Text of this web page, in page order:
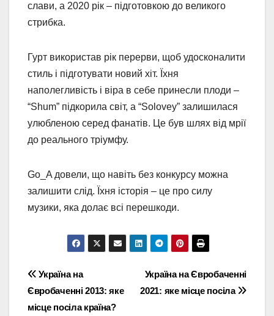
слави, а 2020 рік – підготовкою до великого
стрибка.
Гурт використав рік перерви, щоб удосконалити
стиль і підготувати новий хіт. Їхня
наполегливість і віра в себе принесли плоди –
“Shum” підкорила світ, а “Solovey” залишилася
улюбленою серед фанатів. Це був шлях від мрії
до реального тріумфу.
Go_A довели, що навіть без конкурсу можна
залишити слід. Їхня історія – це про силу
музики, яка долає всі перешкоди.
Навігація
записів
Україна на Євробаченні
2021: яке місце посіла
Україна на
Євробаченні 2013: яке
місце посіла країна?